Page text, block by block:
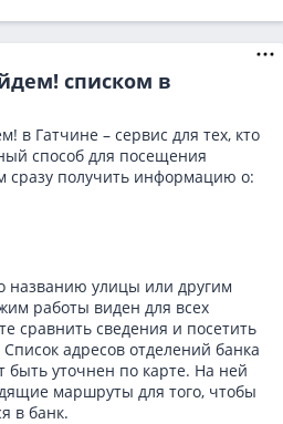
списком в
в Гатчине – сервис для тех, кто
способ для посещения
получить информацию о:
названию улицы или другим
работы виден для всех
сравнить сведения и посетить
адресов отделений банка
быть уточнен по карте. На ней
маршруты для того, чтобы
в банк.